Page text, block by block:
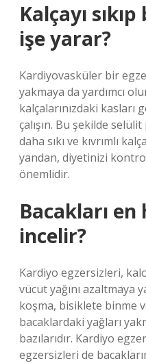
Kalçayı
işe yarar?
Kardiyovasküler bir
yakmaya da yardımcı
kalçalarınızdaki kasları
çalışın. Bu şekilde
daha sıkı ve kıvrımlı
yandan, diyetinizi
önemlidir.
Bacakları en
incelir?
Kardiyo egzersizleri,
vücut yağını azaltmaya
koşma, bisiklete binme
bacaklardaki yağları
bazılarıdır. Kardiyo
egzersizleri de